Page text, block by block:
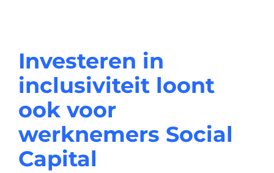
Investeren in
inclusiviteit loont
ook voor
werknemers Social
Capital